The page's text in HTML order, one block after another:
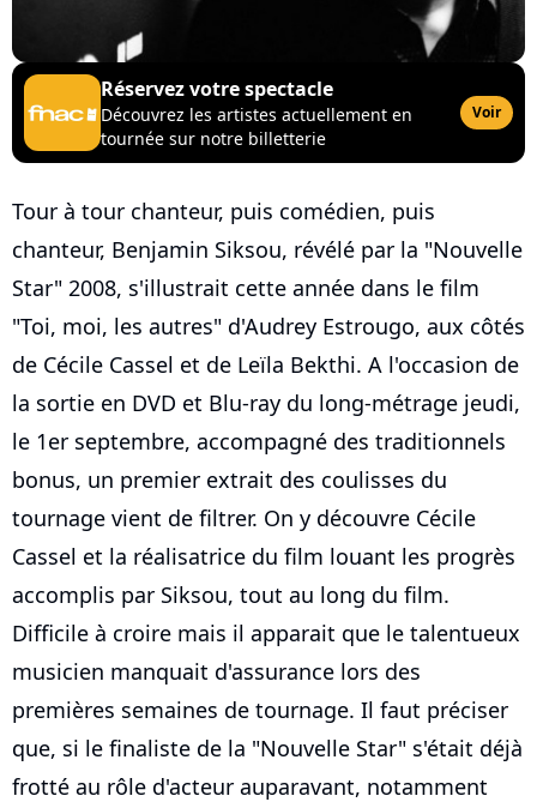
Réservez votre spectacle
Découvrez les artistes actuellement en
tournée sur notre billetterie
Voir
Tour à tour chanteur, puis comédien, puis
chanteur, Benjamin Siksou, révélé par la "Nouvelle
Star" 2008, s'illustrait cette année dans le film
"Toi, moi, les autres" d'Audrey Estrougo, aux côtés
de Cécile Cassel et de Leïla Bekthi. A l'occasion de
la sortie en DVD et Blu-ray du long-métrage jeudi,
le 1er septembre, accompagné des traditionnels
bonus, un premier extrait des coulisses du
tournage vient de filtrer. On y découvre Cécile
Cassel et la réalisatrice du film louant les progrès
accomplis par Siksou, tout au long du film.
Difficile à croire mais il apparait que le talentueux
musicien manquait d'assurance lors des
premières semaines de tournage. Il faut préciser
que, si le finaliste de la "Nouvelle Star" s'était déjà
frotté au rôle d'acteur auparavant, notamment